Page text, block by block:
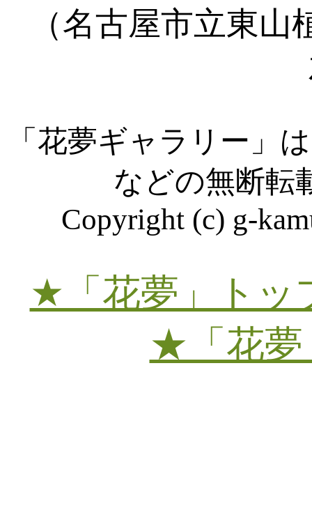
（名古屋市立東
「花夢ギャラリー」
などの無断転
Copyright (c) g-
★「花夢」トッ
★「花夢